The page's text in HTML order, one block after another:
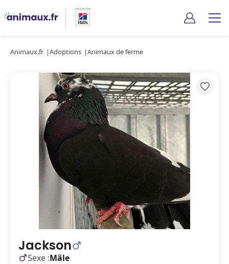
Animaux.fr Adoptions Animaux de ferme
Jackson
Sexe :Mâle